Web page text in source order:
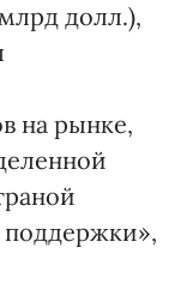
долл.),
на рынке,